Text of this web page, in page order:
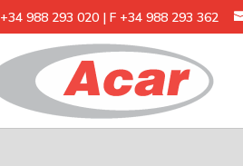
+34 988 293 020 | F +34 988 293 362